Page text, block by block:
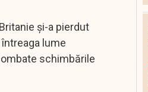
și-a pierdut
lume
schimbările